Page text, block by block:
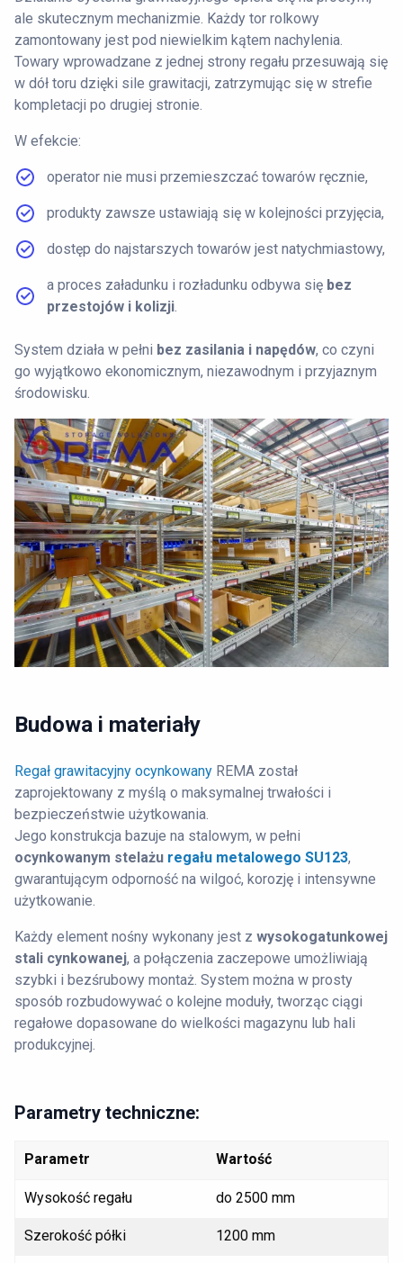
ale skutecznym mechanizmie. Każdy tor rolkowy
zamontowany jest pod niewielkim kątem nachylenia.
Towary wprowadzane z jednej strony regału przesuwają się
w dół toru dzięki sile grawitacji, zatrzymując się w strefie
kompletacji po drugiej stronie.
W efekcie:
operator nie musi przemieszczać towarów ręcznie,
produkty zawsze ustawiają się w kolejności przyjęcia,
dostęp do najstarszych towarów jest natychmiastowy,
a proces załadunku i rozładunku odbywa się bez
przestojów i kolizji.
System działa w pełni bez zasilania i napędów, co czyni
go wyjątkowo ekonomicznym, niezawodnym i przyjaznym
środowisku.
Budowa i materiały
Regał grawitacyjny ocynkowany REMA został
zaprojektowany z myślą o maksymalnej trwałości i
bezpieczeństwie użytkowania.
Jego konstrukcja bazuje na stalowym, w pełni
ocynkowanym stelażu regału metalowego SU123,
gwarantującym odporność na wilgoć, korozję i intensywne
użytkowanie.
Każdy element nośny wykonany jest z wysokogatunkowej
stali cynkowanej, a połączenia zaczepowe umożliwiają
szybki i bezśrubowy montaż. System można w prosty
sposób rozbudowywać o kolejne moduły, tworząc ciągi
regałowe dopasowane do wielkości magazynu lub hali
produkcyjnej.
Parametry techniczne:
Parametr Wartość
Wysokość regału do 2500 mm
Szerokość półki 1200 mm